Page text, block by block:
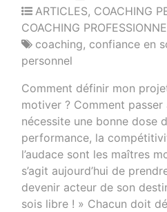
ARTICLES, COACHING
COACHING
coaching, confiance en
personnel
Comment définir mon
motiver ? Comment passer
nécessite une bonne dose
performance, la
l’audace sont les maîtres
s’agit aujourd’hui de
devenir acteur de son
sois libre ! » Chacun doit